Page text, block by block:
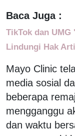
Baca Juga :
TikTok dan
Lindungi Hak
Mayo Clinic
media sosial
beberapa
mengganggu
dan waktu